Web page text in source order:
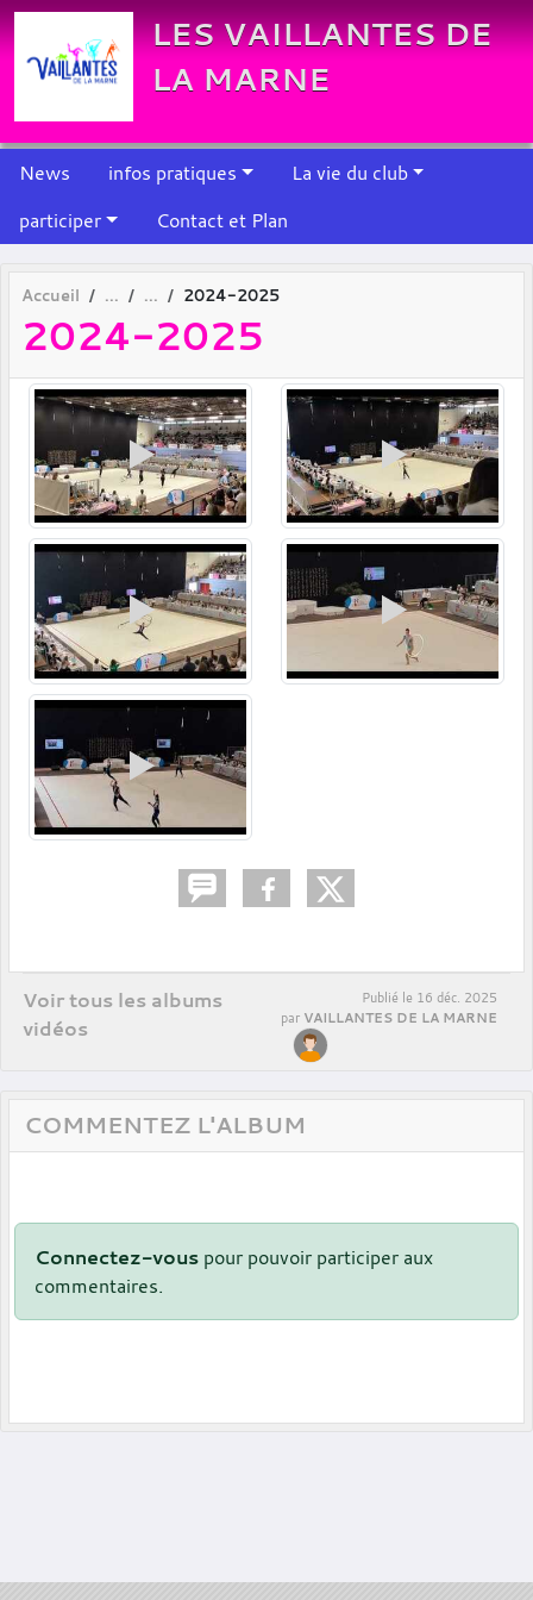
LES VAILLANTES DE
LA MARNE
News infos pratiques
La vie du club
participer
Contact et Plan
Accueil 2024-2025
2024-2025
Voir tous les albums
vidéos
Publié le 16 déc. 2025
par VAILLANTES DE LA MARNE
COMMENTEZ L'ALBUM
Connectez-vous pour pouvoir participer aux
commentaires.
Panneau de gestion des cookies